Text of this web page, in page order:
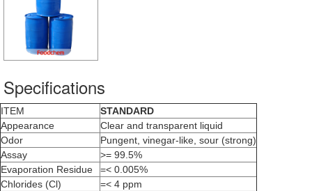
Specifications
ITEM
STANDARD
Appearance
Clear and transparent liquid
Odor
Pungent, vinegar-like, sour (strong)
Assay
>= 99.5%
Evaporation Residue
=< 0.005%
Chlorides (Cl)
=< 4 ppm